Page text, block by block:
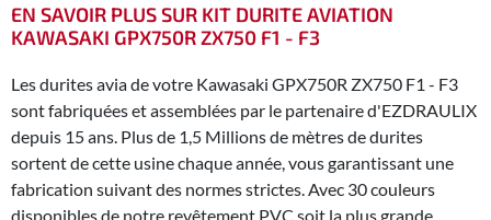
EN SAVOIR PLUS SUR KIT DURITE AVIATION
KAWASAKI GPX750R ZX750 F1 - F3
Les durites avia de votre Kawasaki GPX750R ZX750 F1 - F3
sont fabriquées et assemblées par le partenaire d'EZDRAULIX
depuis 15 ans. Plus de 1,5 Millions de mètres de durites
sortent de cette usine chaque année, vous garantissant une
fabrication suivant des normes strictes. Avec 30 couleurs
disponibles de notre revêtement PVC soit la plus grande